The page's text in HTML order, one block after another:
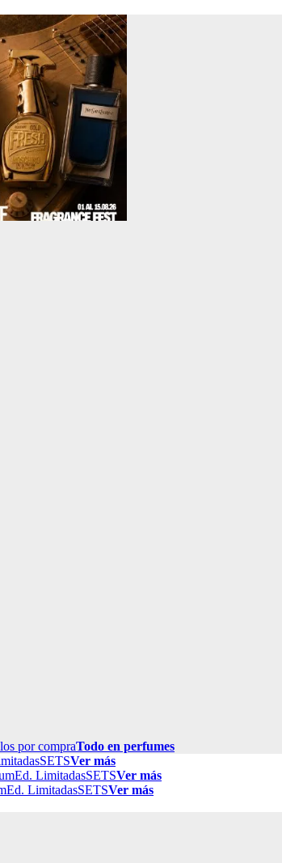
por compraTodo en perfumes
SETSVer más
Ed. LimitadasSETSVer más
Ed. LimitadasSETSVer más